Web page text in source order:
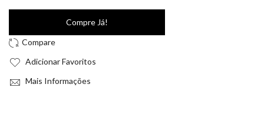
Compre Já!
Adicionar Favoritos
Mais Informações